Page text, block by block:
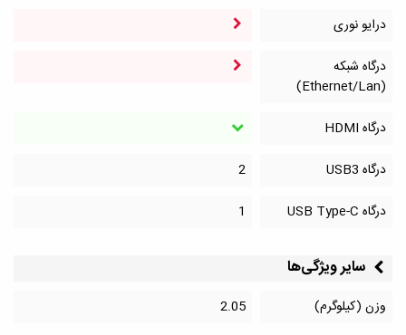
درایو نوری
درگاه شبکه
(Ethernet/Lan)
درگاه HDMI
درگاه‌ USB3
2
درگاه‌ USB Type-C
1
سایر ویژگی‌ها
وزن (کیلوگرم) 2.05